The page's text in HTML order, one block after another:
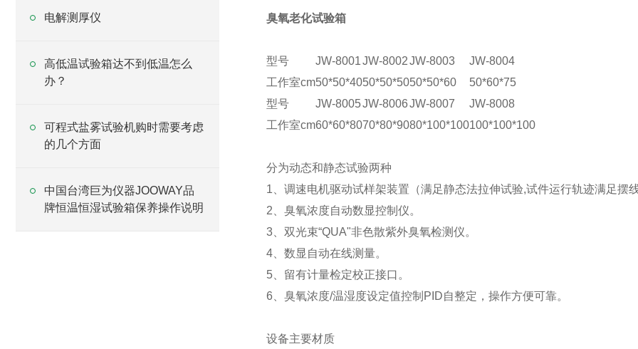
电解测厚仪
高低温试验箱达不到低温怎么
办？
可程式盐雾试验机购时需要考虑
的几个方面
中国台湾巨为仪器JOOWAY品
牌恒温恒湿试验箱保养操作说明
臭氧老化试验箱
型号 JW-8001JW-8002JW-8003
JW-8004
工作室cm50*50*4050*50*5050*50*60
50*60*75
型号
JW-8005JW-8006JW-8007
JW-8008
工作室cm60*60*8070*80*9080*100*100100*100*100
分为动态和静态试验两种
1、调速电机驱动试样架装置（满足静态法拉伸试验,试件运行轨迹满足摆线
2、臭氧浓度自动数显控制仪。
3、双光束“QUA"非色散紫外臭氧检测仪。
4、数显自动在线测量。
5、留有计量检定校正接口。
6、臭氧浓度/温湿度设定值控制PID自整定，操作方便可靠。
设备主要材质